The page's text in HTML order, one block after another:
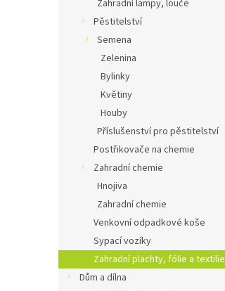
Zahradní lampy, louče
Pěstitelství
Semena
Zelenina
Bylinky
Květiny
Houby
Příslušenství pro pěstitelství
Postřikovače na chemie
Zahradní chemie
Hnojiva
Zahradní chemie
Venkovní odpadkové koše
Sypací vozíky
Zahradní plachty, fólie a textilie
Dům a dílna